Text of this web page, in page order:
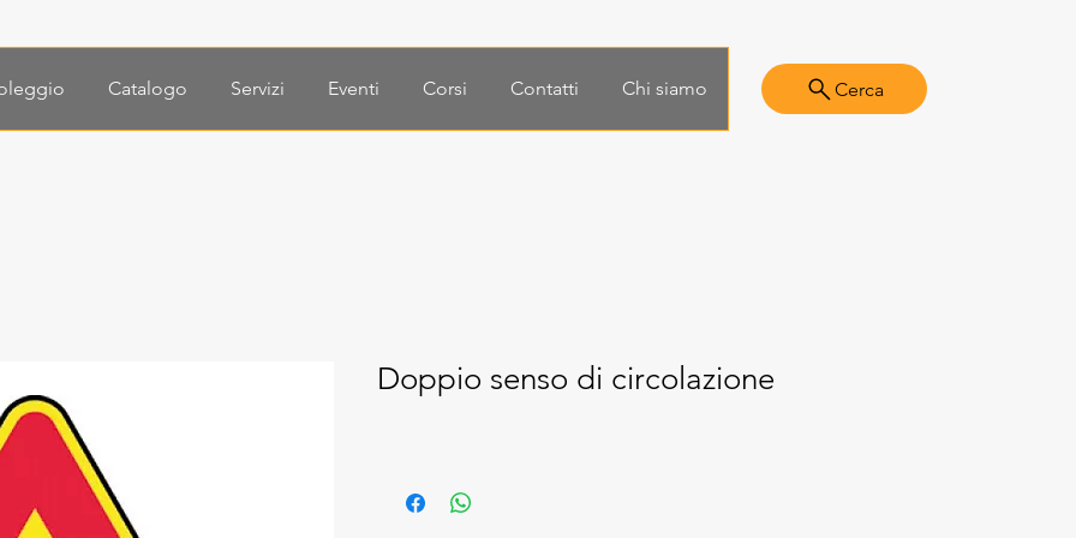
Catalogo Servizi Eventi Corsi Contatti Chi siamo Cerca
Doppio senso di circolazione